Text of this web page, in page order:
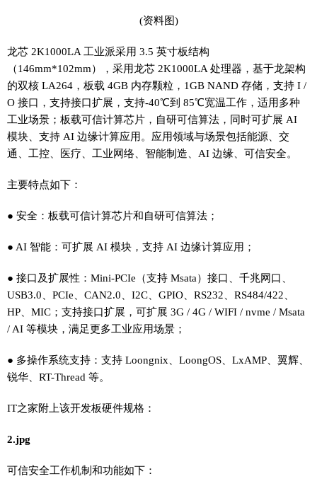
(资料图)
龙芯 2K1000LA 工业派采用 3.5 英寸板结构
（146mm*102mm），采用龙芯 2K1000LA 处理器，基于龙架构
的双核 LA264，板载 4GB 内存颗粒，1GB NAND 存储，支持 I /
O 接口，支持接口扩展，支持-40℃到 85℃宽温工作，适用多种
工业场景；板载可信计算芯片，自研可信算法，同时可扩展 AI
模块、支持 AI 边缘计算应用。应用领域与场景包括能源、交
通、工控、医疗、工业网络、智能制造、AI 边缘、可信安全。
主要特点如下：
● 安全：板载可信计算芯片和自研可信算法；
● AI 智能：可扩展 AI 模块，支持 AI 边缘计算应用；
● 接口及扩展性：Mini-PCIe（支持 Msata）接口、千兆网口、
USB3.0、PCIe、CAN2.0、I2C、GPIO、RS232、RS484/422、
HP、MIC；支持接口扩展，可扩展 3G / 4G / WIFI / nvme / Msata
/ AI 等模块，满足更多工业应用场景；
● 多操作系统支持：支持 Loongnix、LoongOS、LxAMP、翼辉、
锐华、RT-Thread 等。
IT之家附上该开发板硬件规格：
2.jpg
可信安全工作机制和功能如下：